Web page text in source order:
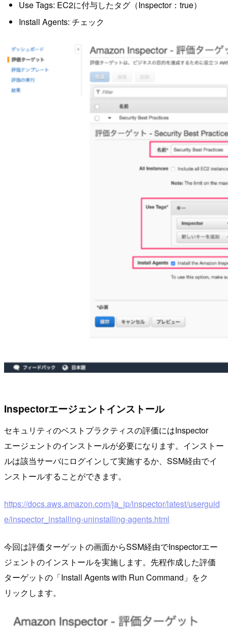
Use Tags: EC2に付与したタグ（Inspector：true）
Install Agents: チェック
Inspectorエージェントインストール
セキュリティのベストプラクティスの評価にはInspector
エージェントのインストールが必要になります。インストー
ルは該当サーバにログインして実施するか、SSM経由でイ
ンストールすることができます。
https://docs.aws.amazon.com/ja_jp/inspector/latest/userguid
e/inspector_installing-uninstalling-agents.html
今回は評価ターゲットの画面からSSM経由でInspectorエー
ジェントのインストールを実施します。先程作成した評価
ターゲットの「Install Agents with Run Command」をク
リックします。